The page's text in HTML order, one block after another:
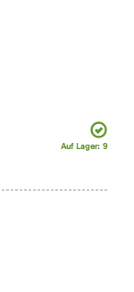
Auf Lager: 9